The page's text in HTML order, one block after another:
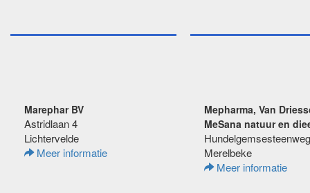
Marephar BV
Astridlaan 4
Lichtervelde
Meer informatie
Mepharma, Van
MeSana natuur en
Merelbeke
Meer informatie